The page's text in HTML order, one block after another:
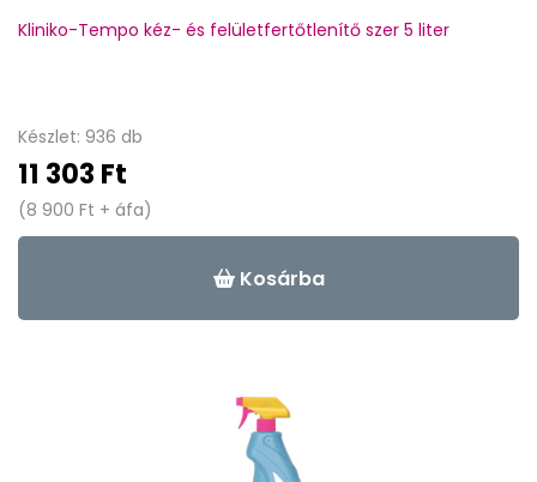
Kliniko-Tempo kéz- és felületfertőtlenítő szer 5 liter
Készlet: 936 db
11 303 Ft
(8 900 Ft + áfa)
Kosárba